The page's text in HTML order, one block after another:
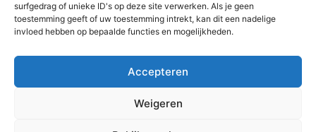
surfgedrag of unieke ID's op deze site verwerken. Als je geen
toestemming geeft of uw toestemming intrekt, kan dit een nadelige
invloed hebben op bepaalde functies en mogelijkheden.
Accepteren
Weigeren
Snel naar:
Les boeken
Online coaching
Informatie:
Algemene
Privacyverklaring
Ledenportaal